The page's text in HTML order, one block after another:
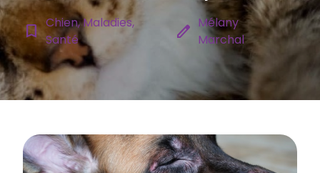
bookmark_border Chien, Maladies,
Santé
edit Mélany
Marchal